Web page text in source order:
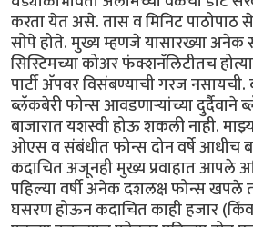
करता येत असे. तास व मिनिट पाठोपाठ
सोपे होते. मुख्य म्हणजे यासारख्या अनेक
सिस्टिमच्या कोअर फंक्शनॅलिटीतच होत्या.
पार्टी अ‍ॅपवर विसंबण्याची गरज
ब्लॅकबेरी फोन्स आवडणार्‍यांच्या
बाजारात यशस्वी होऊ शकली नाही.
ओएस व संबंधीत फोन्स दोन वर्षे आधीच
कदाचित अजूनही मुख्य प्रवाहात आपले
पहिल्या वर्षी अनेक दशलक्ष फोन्स खपले
घसरण होऊन कदाचित काही हजार